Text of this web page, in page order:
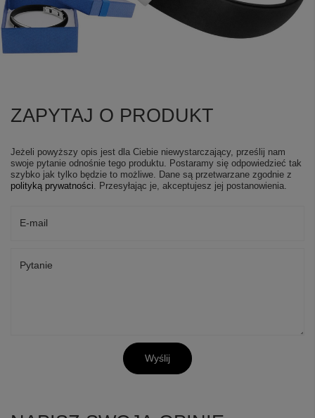
ZAPYTAJ O PRODUKT
Jeżeli powyższy opis jest dla Ciebie niewystarczający, prześlij nam
swoje pytanie odnośnie tego produktu. Postaramy się odpowiedzieć tak
szybko jak tylko będzie to możliwe. Dane są przetwarzane zgodnie z
polityką prywatności . Przesyłając je, akceptujesz jej postanowienia.
E-mail
Pytanie
Wyślij